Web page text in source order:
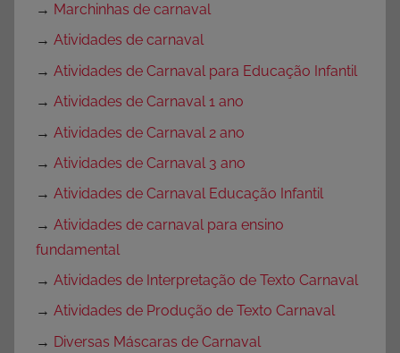
→ Marchinhas de carnaval
→ Atividades de carnaval
→ Atividades de Carnaval para Educação Infantil
→ Atividades de Carnaval 1 ano
→ Atividades de Carnaval 2 ano
→ Atividades de Carnaval 3 ano
→ Atividades de Carnaval Educação Infantil
→ Atividades de carnaval para ensino
fundamental
→ Atividades de Interpretação de Texto Carnaval
→ Atividades de Produção de Texto Carnaval
→ Diversas Máscaras de Carnaval